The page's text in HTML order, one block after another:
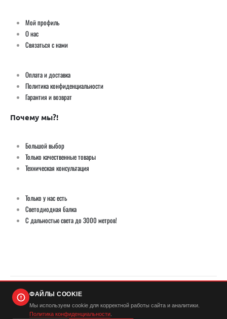
Мой профиль
О нас
Связаться с нами
Оплата и доставка
Политика конфиденциальности
Гарантия и возврат
Почему мы?!
Большой выбор
Только качественные товары
Техническая консультация
Только у нас есть
Светодиодная балка
С дальностью света до 3000 метров!
© Демич ИП (ИНН 501724446420) / Мистер Андерсон 2026. Все права защищены
ФАЙЛЫ COOKIE
Мы используем cookie для корректной работы сайта и аналитики.
Политика конфиденциальности